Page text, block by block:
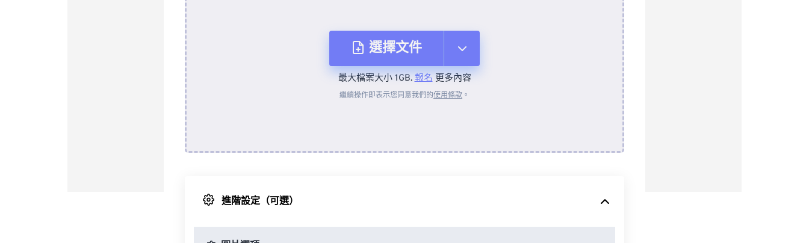
選擇文件
來自裝置
最大檔案大小 1GB.報名更多內容
繼續操作即表示您同意我們的使用條款 。
進階設定（可選）